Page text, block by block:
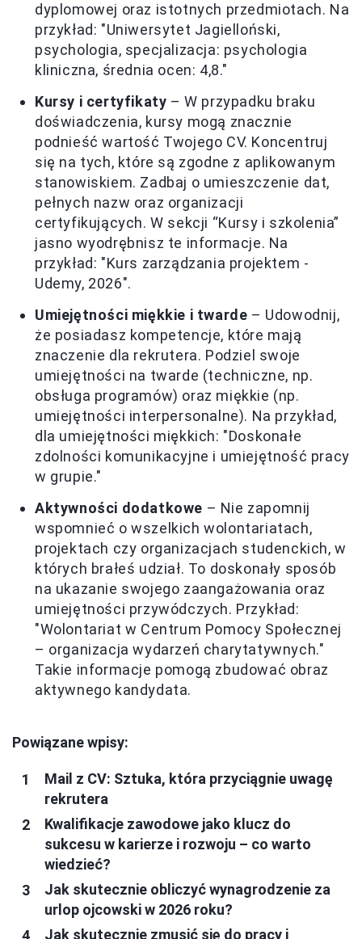
dyplomowej oraz istotnych przedmiotach. Na
przykład: "Uniwersytet Jagielloński,
psychologia, specjalizacja: psychologia
kliniczna, średnia ocen: 4,8."
Kursy i certyfikaty – W przypadku braku
doświadczenia, kursy mogą znacznie
podnieść wartość Twojego CV. Koncentruj
się na tych, które są zgodne z aplikowanym
stanowiskiem. Zadbaj o umieszczenie dat,
pełnych nazw oraz organizacji
certyfikujących. W sekcji “Kursy i szkolenia”
jasno wyodrębnisz te informacje. Na
przykład: "Kurs zarządzania projektem -
Udemy, 2026".
Umiejętności miękkie i twarde – Udowodnij,
że posiadasz kompetencje, które mają
znaczenie dla rekrutera. Podziel swoje
umiejętności na twarde (techniczne, np.
obsługa programów) oraz miękkie (np.
umiejętności interpersonalne). Na przykład,
dla umiejętności miękkich: "Doskonałe
zdolności komunikacyjne i umiejętność pracy
w grupie."
Aktywności dodatkowe – Nie zapomnij
wspomnieć o wszelkich wolontariatach,
projektach czy organizacjach studenckich, w
których brałeś udział. To doskonały sposób
na ukazanie swojego zaangażowania oraz
umiejętności przywódczych. Przykład:
"Wolontariat w Centrum Pomocy Społecznej
– organizacja wydarzeń charytatywnych."
Takie informacje pomogą zbudować obraz
aktywnego kandydata.
Powiązane wpisy:
Mail z CV: Sztuka, która przyciągnie uwagę
rekrutera
Kwalifikacje zawodowe jako klucz do
sukcesu w karierze i rozwoju – co warto
wiedzieć?
Jak skutecznie obliczyć wynagrodzenie za
urlop ojcowski w 2026 roku?
Jak skutecznie zmusić się do pracy i